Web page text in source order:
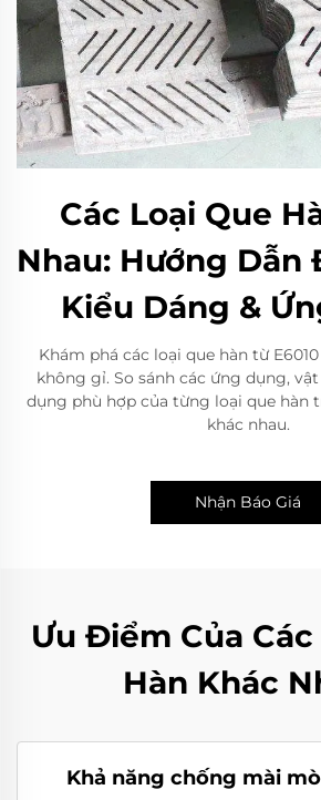
Các Loại Que
Nhau: Hướng Dẫn
Kiểu Dáng &
Khám phá các loại que hàn từ
không gỉ. So sánh các ứng dụng,
dụng phù hợp của từng loại que hàn
khác nhau.
Nhận Báo Giá
Ưu Điểm Của
Hàn Khác
Khả năng chống mài